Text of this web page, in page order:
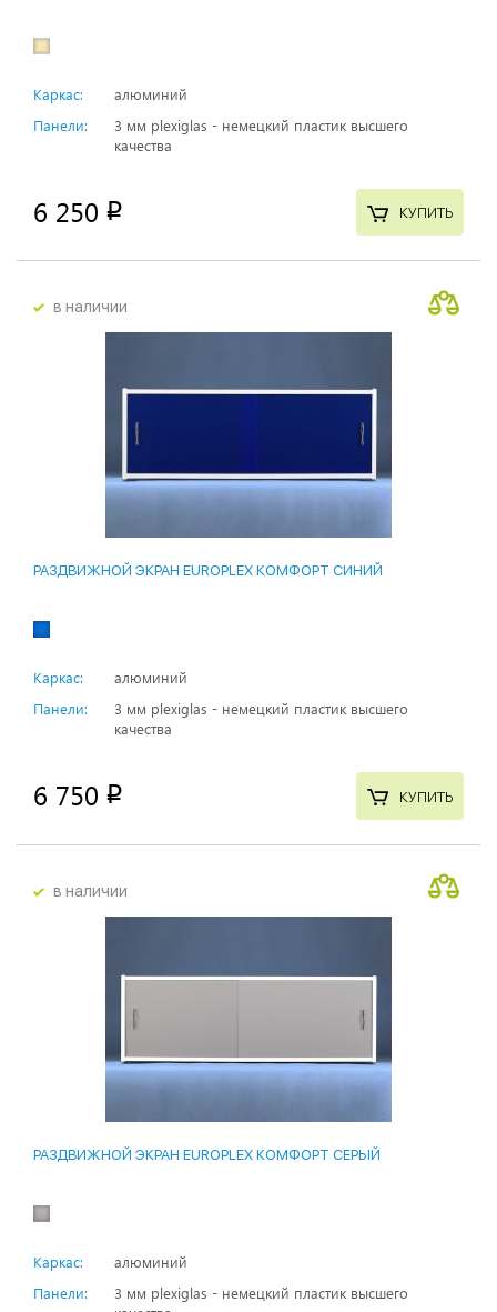
Каркас:
алюминий
Панели:
3 мм plexiglas - немецкий пластик высшего
качества
6 250 p КУПИТЬ
в наличии
РАЗДВИЖНОЙ ЭКРАН EUROPLEX КОМФОРТ СИНИЙ
Каркас:
алюминий
Панели:
3 мм plexiglas - немецкий пластик высшего
качества
6 750 p КУПИТЬ
в наличии
РАЗДВИЖНОЙ ЭКРАН EUROPLEX КОМФОРТ СЕРЫЙ
Каркас:
алюминий
Панели:
3 мм plexiglas - немецкий пластик высшего